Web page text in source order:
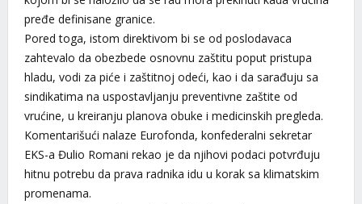
pređe definisane granice.
Pored toga, istom direktivom bi se od poslodavaca
zahtevalo da obezbede osnovnu zaštitu poput pristupa
hladu, vodi za piće i zaštitnoj odeći, kao i da sarađuju sa
sindikatima na uspostavljanju preventivne zaštite od
vrućine, u kreiranju planova obuke i medicinskih pregleda.
Komentarišući nalaze Eurofonda, ​​konfederalni sekretar
EKS-a Đulio Romani rekao je da njihovi podaci potvrđuju
hitnu potrebu da prava radnika idu u korak sa klimatskim
promenama.